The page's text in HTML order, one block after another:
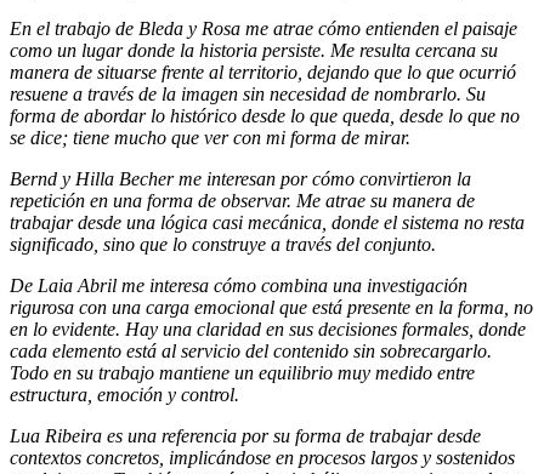
En el trabajo de Bleda y Rosa me atrae cómo entienden el paisaje
como un lugar donde la historia persiste. Me resulta cercana su
manera de situarse frente al territorio, dejando que lo que ocurrió
resuene a través de la imagen sin necesidad de nombrarlo. Su
forma de abordar lo histórico desde lo que queda, desde lo que no
se dice; tiene mucho que ver con mi forma de mirar.
Bernd y Hilla Becher me interesan por cómo convirtieron la
repetición en una forma de observar. Me atrae su manera de
trabajar desde una lógica casi mecánica, donde el sistema no resta
significado, sino que lo construye a través del conjunto.
De Laia Abril me interesa cómo combina una investigación
rigurosa con una carga emocional que está presente en la forma, no
en lo evidente. Hay una claridad en sus decisiones formales, donde
cada elemento está al servicio del contenido sin sobrecargarlo.
Todo en su trabajo mantiene un equilibrio muy medido entre
estructura, emoción y control.
Lua Ribeira es una referencia por su forma de trabajar desde
contextos concretos, implicándose en procesos largos y sostenidos